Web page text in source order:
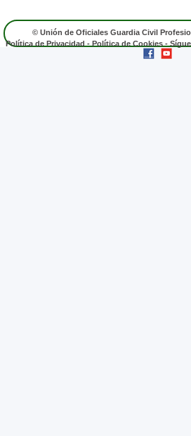
© Unión de Oficiales Guardia Civil
Política de Privacidad - Política de Cookies -